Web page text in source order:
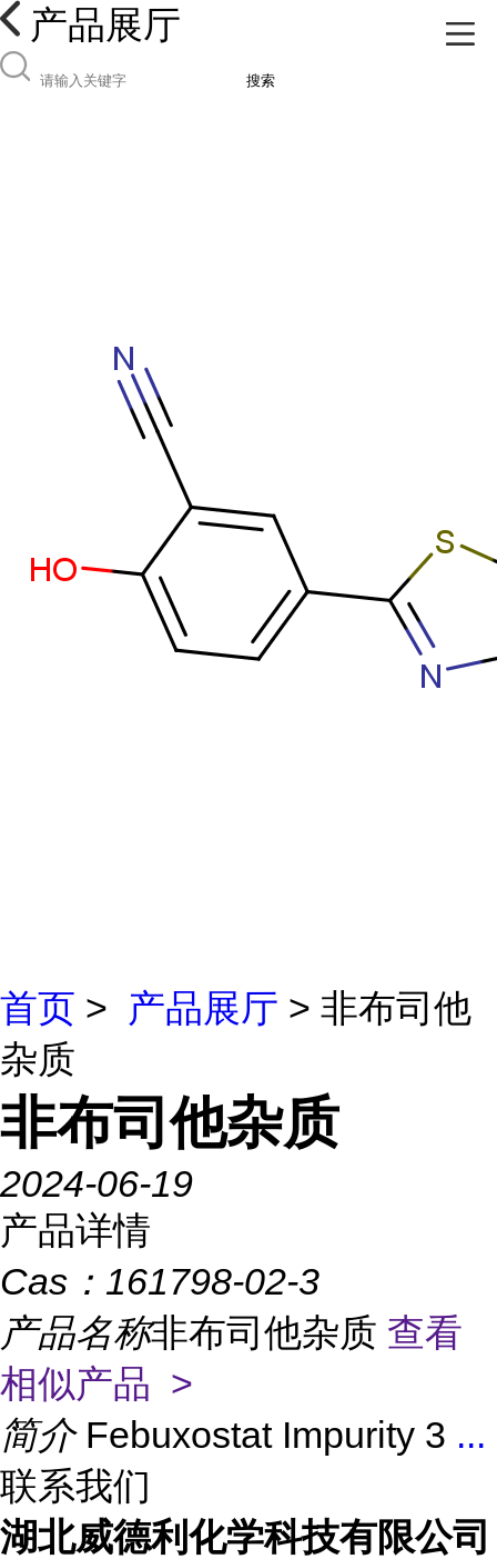
产品展厅
搜索
首页 > 产品展厅 > 非布司他
杂质
非布司他杂质
2024-06-19
产品详情
Cas： 161798-02-3
产品名称非布司他杂质 查看
相似产品 >
简介 Febuxostat Impurity 3 ...
联系我们
湖北威德利化学科技有限公司